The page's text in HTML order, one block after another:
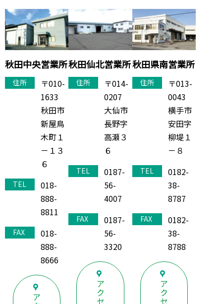
秋田中央営業所
住所
〒010-
1633
秋田市
新屋鳥
木町１
－１３
６
TEL
018-
888-
8811
FAX
018-
888-
8666
ア
秋田仙北営業所
住所
〒014-
0207
大仙市
長野字
高瀬３
６
TEL
0187-
56-
4007
FAX
0187-
56-
3320
ア
ク
セ
秋田県南営業所
住所
〒013-
0043
横手市
安田字
柳堤１
－８
TEL
0182-
38-
8787
FAX
0182-
38-
8788
ア
ク
セ